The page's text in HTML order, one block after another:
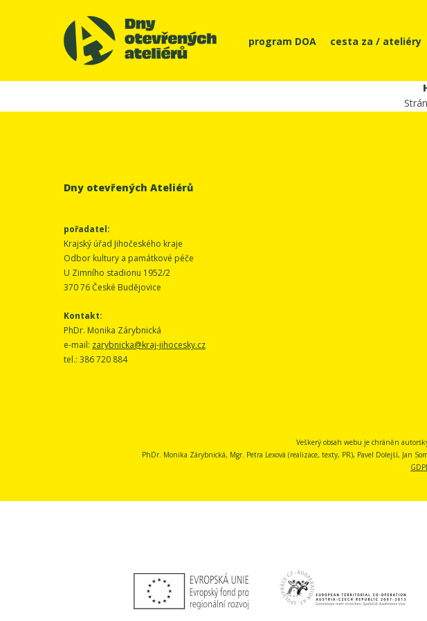
program DOA cesta za / ateliéry
Dny otevřených Ateliérů
pořadatel:
Krajský úřad Jihočeského kraje
Odbor kultury a památkové péče
U Zimního stadionu 1952/2
370 76 České Budějovice
Kontakt:
PhDr. Monika Zárybnická
e-mail: zarybnicka@kraj-jihocesky.cz
tel.: 386 720 884
Veškerý obsah webu je chráněn
PhDr. Monika Zárybnická, Mgr. Petra Lexová (realizace, texty, PR), Pavel Dolejší, Jan